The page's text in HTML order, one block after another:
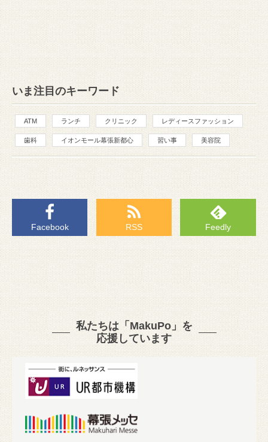
いま注目のキーワード
ATM ランチ クリニック レディースファッション
歯科 イオンモール幕張新都心 習い事 美容院
Facebook RSS Feedly
私たちは「MakuPo」を
応援しています